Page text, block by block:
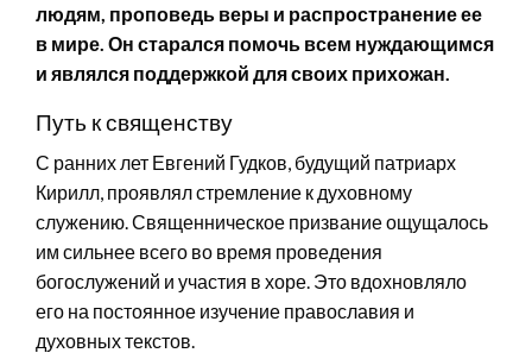
людям, проповедь веры и распространение ее
в мире. Он старался помочь всем нуждающимся
и являлся поддержкой для своих прихожан.
Путь к священству
С ранних лет Евгений Гудков, будущий патриарх
Кирилл, проявлял стремление к духовному
служению. Священническое призвание ощущалось
им сильнее всего во время проведения
богослужений и участия в хоре. Это вдохновляло
его на постоянное изучение православия и
духовных текстов.